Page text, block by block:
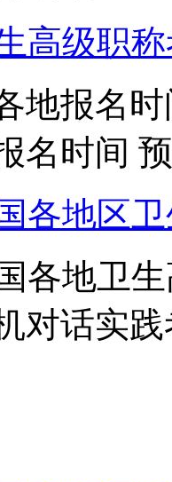
高级职
地报名
名时间
各地区
各地卫
对话实